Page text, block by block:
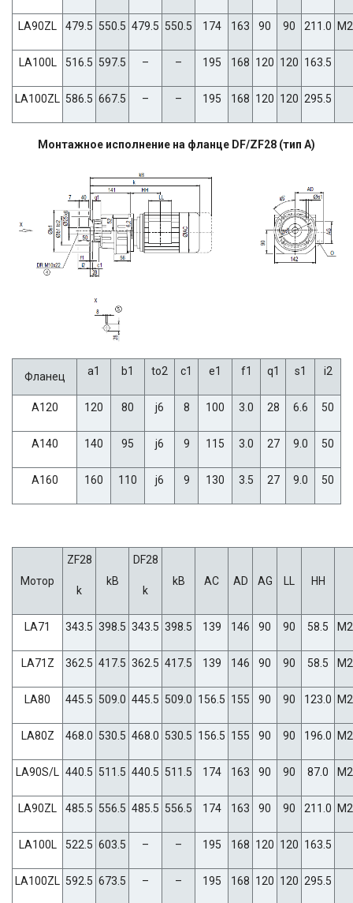
LA90ZL 479.5 550.5 479.5 550.5 174 163 90 90 211.0
LA100L 516.5 597.5 – – 195 168 120 120 163.5
LA100ZL 586.5 667.5 – – 195 168 120 120 295.5
Монтажное исполнение на фланце DF/ZF28 (тип A)
Фланец a1 b1 to2 c1 e1 f1 q1 s1 i2
A120 120 80 j6 8 100 3.0 28 6.6 50
A140 140 95 j6 9 115 3.0 27 9.0 50
A160 160 110 j6 9 130 3.5 27 9.0 50
Мотор
ZF28
k
kB
DF28
k
kB AC AD AG HH
LA71 343.5 398.5 343.5 398.5 139 146 90 90 58.5
LA71Z 362.5 417.5 362.5 417.5 139 146 90 90 58.5
LA80 445.5 509.0 445.5 509.0 156.5 155 90 90 123.0
LA80Z 468.0 530.5 468.0 530.5 156.5 155 90 90 196.0
LA90S/L 440.5 511.5 440.5 511.5 174 163 90 90 87.0
LA90ZL 485.5 556.5 485.5 556.5 174 163 90 90 211.0
LA100L 522.5 603.5 – – 195 168 120 120 163.5
LA100ZL 592.5 673.5 – – 195 168 120 120 295.5